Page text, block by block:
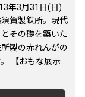
年3月31日(日)
賀製鉄所。現代
その礎を築いた
製の赤れんがの
【おもな展示】
用いたドライド